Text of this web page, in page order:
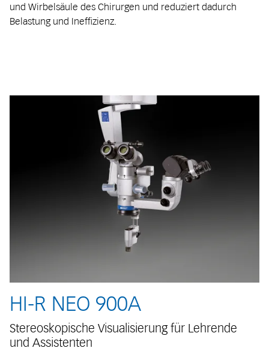
und Wirbelsäule des Chirurgen und reduziert dadurch
Belastung und Ineffizienz.
HI-R NEO 900A
Stereoskopische Visualisierung für Lehrende
und Assistenten